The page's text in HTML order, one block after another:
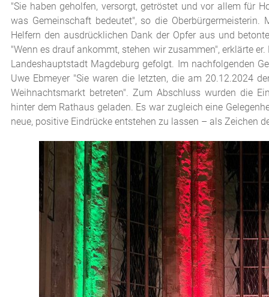
"Sie haben geholfen, versorgt, getröstet und vor allem für
was Gemeinschaft bedeutet", so die
Helfern den ausdrücklichen Dank der Opfer aus und
"Wenn es drauf ankommt, stehen wir zusammen", erklärte
Landeshauptstadt Magdeburg gefolgt. Im nachfolgenden
Uwe Ebmeyer "Sie waren die letzten, die am 20.12.2024
Weihnachtsmarkt betreten". Zum Abschluss wurden die
hinter dem Rathaus geladen. Es war zugleich eine
neue, positive Eindrücke entstehen zu lassen – als Zeichen